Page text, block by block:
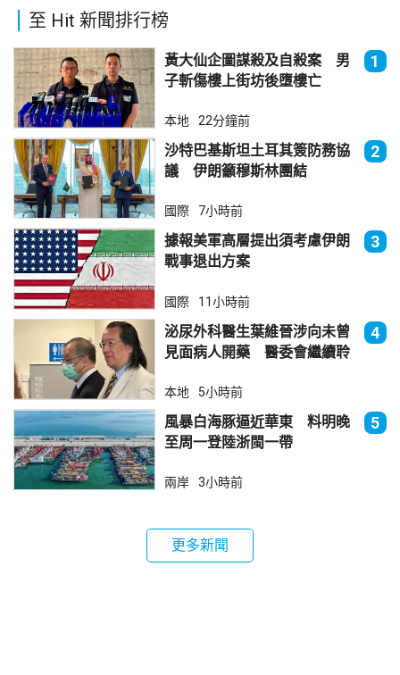
至 Hit 新聞排行榜
黃大仙企圖謀殺及自殺案 男
子斬傷樓上街坊後墮樓亡
1
本地 22分鐘前
沙特巴基斯坦土耳其簽防務協
議 伊朗籲穆斯林團結
2
國際 7小時前
據報美軍高層提出須考慮伊朗
戰事退出方案
3
國際 11小時前
泌尿外科醫生葉維晉涉向未曾
見面病人開藥 醫委會繼續聆
4
本地 5小時前
風暴白海豚逼近華東 料明晚
至周一登陸浙閩一帶
5
兩岸 3小時前
更多新聞